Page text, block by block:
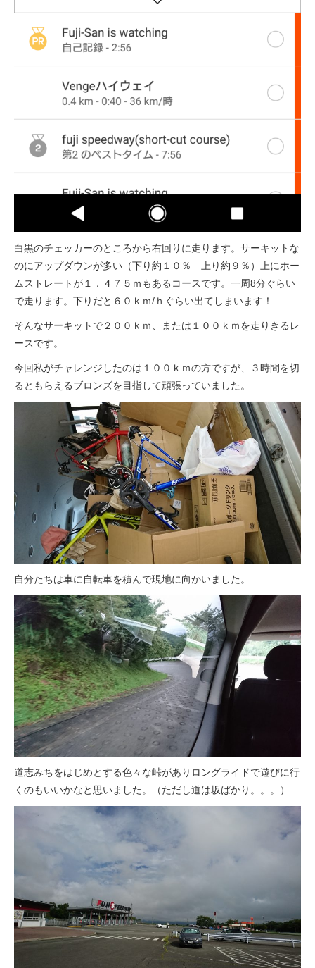
法人様向け割引
その他
お問い合わせ
会社概要
個人情報保護
白黒のチェッカーのところから右回りに走ります。サーキットな
のにアップダウンが多い（下り約１０％ 上り約９％）上にホー
ムストレートが１．４７５ｍもあるコースです。一周8分ぐらい
で走ります。下りだと６０ｋｍ/ｈぐらい出てしまいます！
そんなサーキットで２００ｋｍ、または１００ｋｍを走りきるレ
ースです。
今回私がチャレンジしたのは１００ｋｍの方ですが、３時間を切
るともらえるブロンズを目指して頑張っていました。
自分たちは車に自転車を積んで現地に向かいました。
道志みちをはじめとする色々な峠がありロングライドで遊びに行
くのもいいかなと思いました。（ただし道は坂ばかり。。。）